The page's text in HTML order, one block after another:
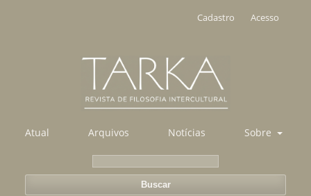
Atual Arquivos Notícias Sobre
Buscar
Cadastro Acesso